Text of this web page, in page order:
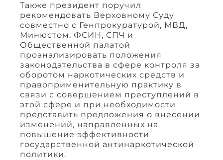
Также президент поручил
рекомендовать Верховному Суду
совместно с Генпрокуратурой, МВД,
Минюстом, ФСИН, СПЧ и
Общественной палатой
проанализировать положения
законодательства в сфере контроля за
оборотом наркотических средств и
правоприменительную практику в
связи с совершением преступлений в
этой сфере и при необходимости
представить предложения о внесении
изменений, направленных на
повышение эффективности
государственной антинаркотической
политики.